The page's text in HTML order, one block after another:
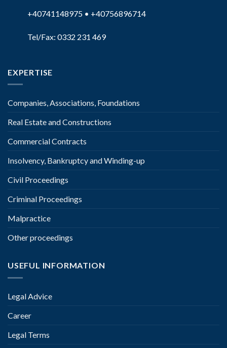
+40741148975 • +40756896714
Tel/Fax: 0332 231 469
EXPERTISE
Companies, Associations, Foundations
Real Estate and Constructions
Commercial Contracts
Insolvency, Bankruptcy and Winding-up
Civil Proceedings
Criminal Proceedings
Malpractice
Other proceedings
USEFUL INFORMATION
Legal Advice
Career
Legal Terms